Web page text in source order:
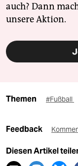
auch? Dann
unsere Aktion.
Themen #Fußball
Feedback
Diesen Artikel